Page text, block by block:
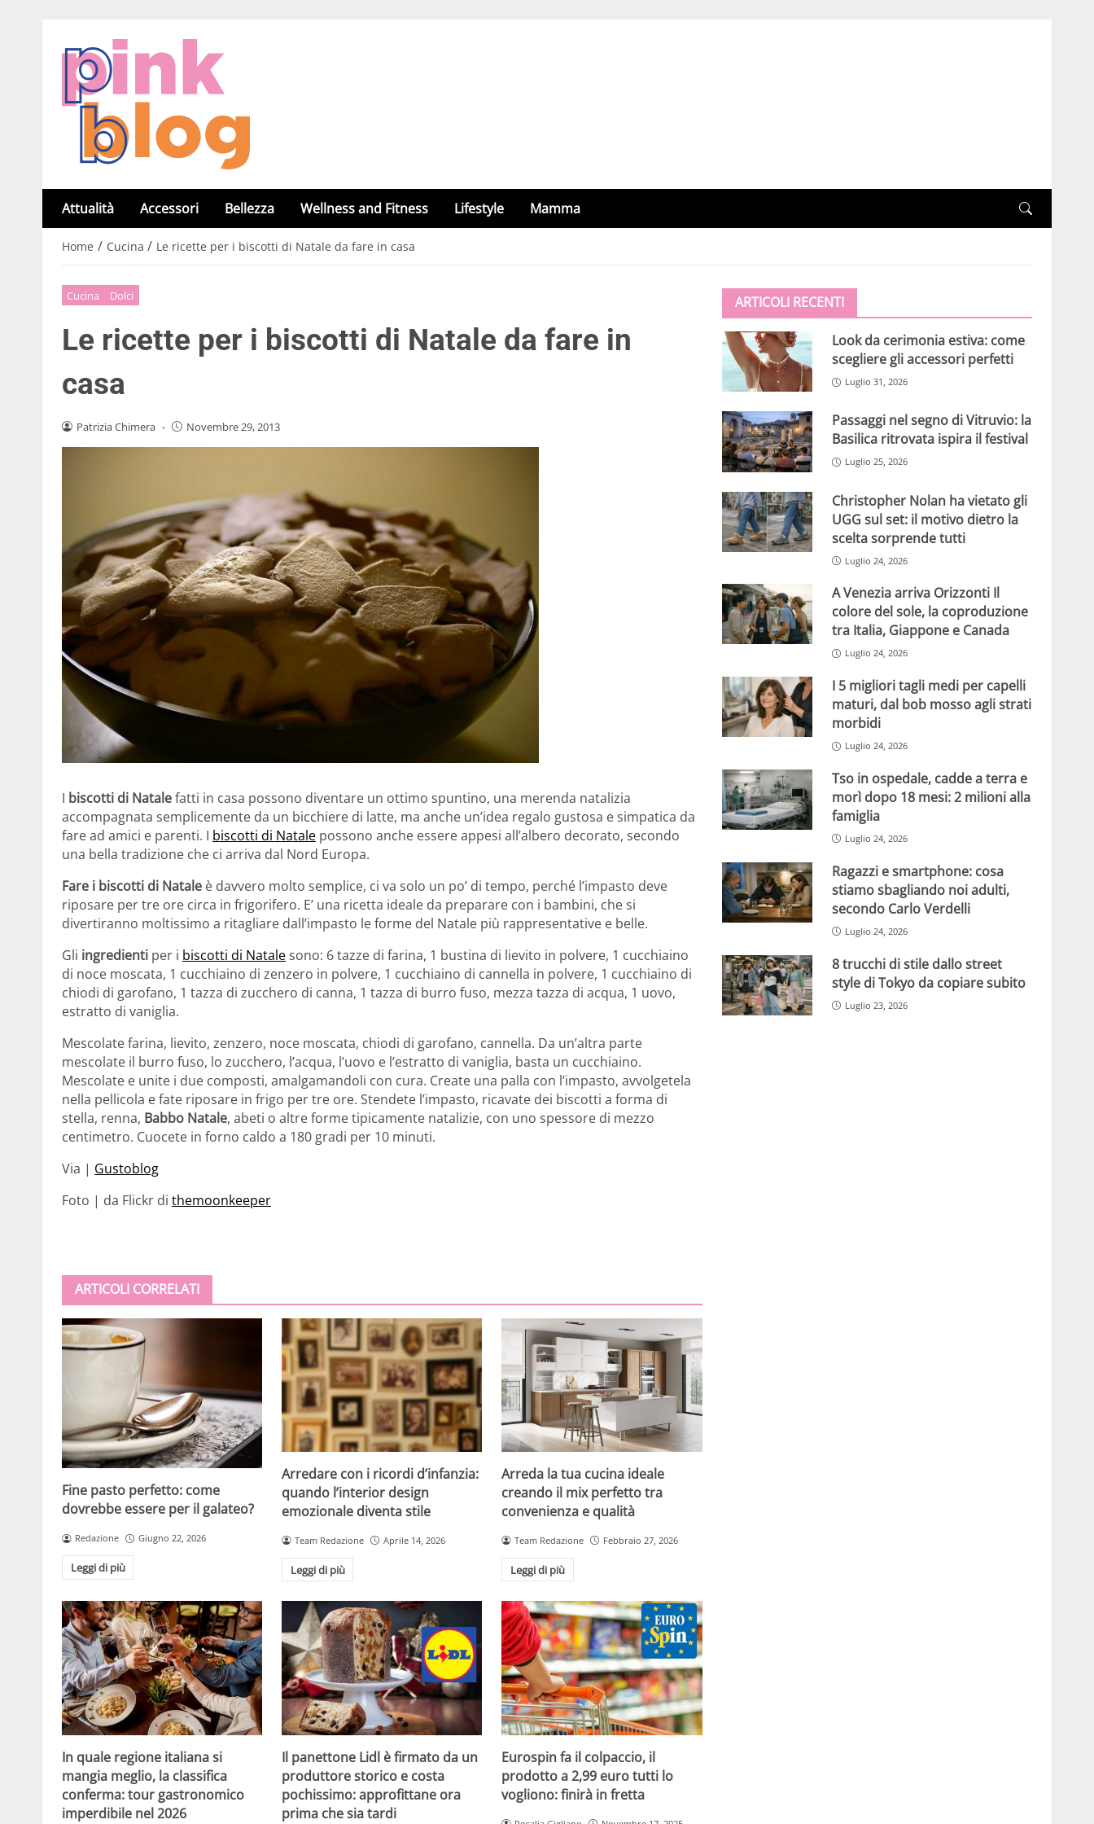
Attualità Accessori Bellezza Wellness and Fitness Lifestyle Mamma
Home / Cucina / Le ricette per i biscotti di Natale da fare in casa
Cucina Dolci
Le ricette per i biscotti di Natale da fare in
casa
Patrizia Chimera - Novembre 29, 2013
I biscotti di Natalefatti in casa possono diventare un ottimo spuntino, una merenda natalizia
accompagnata semplicemente da un bicchiere di latte, ma anche un’idea regalo gustosa e simpatica da
fare ad amici e parenti. I biscotti di Natale possono anche essere appesi all’albero decorato, secondo
una bella tradizione che ci arriva dal Nord Europa.
Fare i biscotti di Natale è davvero molto semplice, ci va solo un po’ di tempo, perché l’impasto deve
riposare per tre ore circa in frigorifero. E’ una ricetta ideale da preparare con i bambini, che si
divertiranno moltissimo a ritagliare dall’impasto le forme del Natale più rappresentative e belle.
Gli ingredienti per i biscotti di Natalesono: 6 tazze di farina, 1 bustina di lievito in polvere, 1 cucchiaino
di noce moscata, 1 cucchiaino di zenzero in polvere, 1 cucchiaino di cannella in polvere, 1 cucchiaino di
chiodi di garofano, 1 tazza di zucchero di canna, 1 tazza di burro fuso, mezza tazza di acqua, 1 uovo,
estratto di vaniglia.
Mescolate farina, lievito, zenzero, noce moscata, chiodi di garofano, cannella. Da un’altra parte
mescolate il burro fuso, lo zucchero, l’acqua, l’uovo e l’estratto di vaniglia, basta un cucchiaino.
Mescolate e unite i due composti, amalgamandoli con cura. Create una palla con l’impasto, avvolgetela
nella pellicola e fate riposare in frigo per tre ore. Stendete l’impasto, ricavate dei biscotti a forma di
stella, renna, Babbo Natale, abeti o altre forme tipicamente natalizie, con uno spessore di mezzo
centimetro. Cuocete in forno caldo a 180 gradi per 10 minuti.
Via | Gustoblog
Foto | da Flickr di themoonkeeper
ARTICOLI CORRELATI
Fine pasto perfetto: come
dovrebbe essere per il galateo?
Redazione Giugno 22, 2026
Leggi di più
Arredare con i ricordi d’infanzia:
quando l’interior design
emozionale diventa stile
Team Redazione Aprile 14, 2026
Leggi di più
Arreda la tua cucina ideale
creando il mix perfetto tra
convenienza e qualità
Team Redazione Febbraio 27, 2026
Leggi di più
In quale regione italiana si
mangia meglio, la classifica
conferma: tour gastronomico
imperdibile nel 2026
Il panettone Lidl è firmato da un
produttore storico e costa
pochissimo: approfittane ora
prima che sia tardi
Eurospin fa il colpaccio, il
prodotto a 2,99 euro tutti lo
vogliono: finirà in fretta
ARTICOLI RECENTI
Look da cerimonia estiva: come
scegliere gli accessori perfetti
Luglio 31, 2026
Passaggi nel segno di Vitruvio: la
Basilica ritrovata ispira il festival
Luglio 25, 2026
Christopher Nolan ha vietato gli
UGG sul set: il motivo dietro la
scelta sorprende tutti
Luglio 24, 2026
A Venezia arriva Orizzonti Il
colore del sole, la coproduzione
tra Italia, Giappone e Canada
Luglio 24, 2026
I 5 migliori tagli medi per capelli
maturi, dal bob mosso agli strati
morbidi
Luglio 24, 2026
Tso in ospedale, cadde a terra e
morì dopo 18 mesi: 2 milioni alla
famiglia
Luglio 24, 2026
Ragazzi e smartphone: cosa
stiamo sbagliando noi adulti,
secondo Carlo Verdelli
Luglio 24, 2026
8 trucchi di stile dallo street
style di Tokyo da copiare subito
Luglio 23, 2026